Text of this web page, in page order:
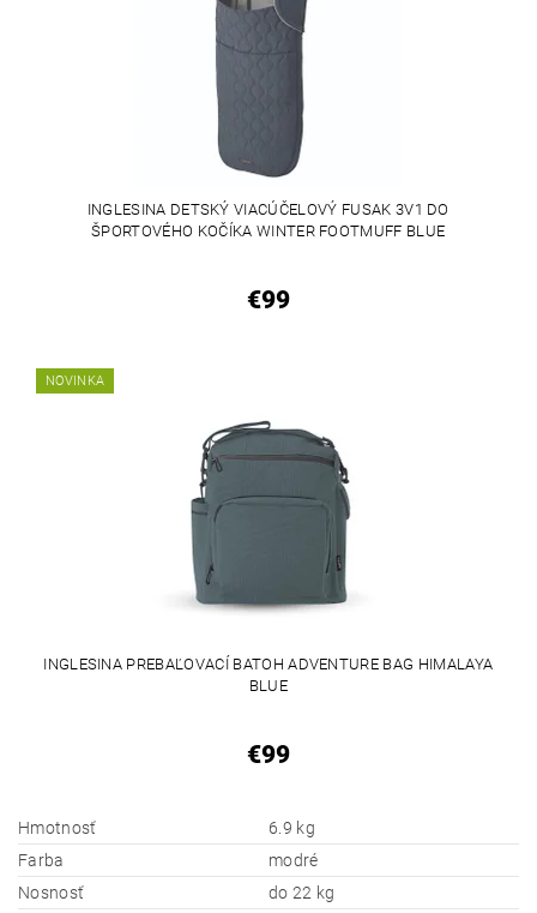
INGLESINA DETSKÝ VIACÚČELOVÝ FUSAK 3V1 DO
ŠPORTOVÉHO KOČÍKA WINTER FOOTMUFF BLUE
€99
NOVINKA
INGLESINA PREBAĽOVACÍ BATOH ADVENTURE BAG HIMALAYA
BLUE
€99
Hmotnosť
6.9 kg
Farba
modré
Nosnosť
do 22 kg